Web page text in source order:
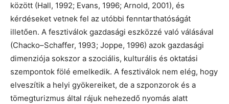
között (Hall, 1992; Evans, 1996; Arnold, 2001), és
kérdéseket vetnek fel az utóbbi fenntarthatóságát
illetően. A fesztiválok gazdasági eszközzé való válásával
(Chacko–Schaffer, 1993; Joppe, 1996) azok gazdasági
dimenziója sokszor a szociális, kulturális és oktatási
szempontok fölé emelkedik. A fesztiválok nem elég, hogy
elveszítik a helyi gyökereiket, de a szponzorok és a
tömegturizmus által rájuk nehezedő nyomás alatt